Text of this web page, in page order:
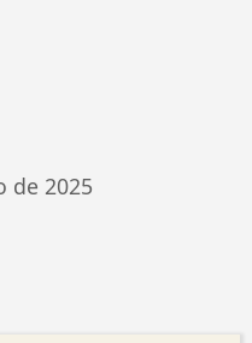
de 2025